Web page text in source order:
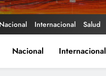
Nacional Internacional Salud
Nacional Internacional